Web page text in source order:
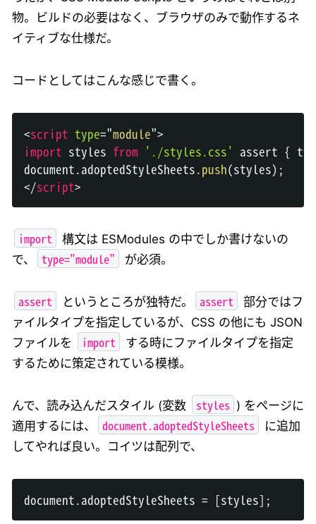
物。ビルドの必要はなく、ブラウザのみで動作するネ
イティブな仕様だ。
コードとしてはこんな感じで書く。
<script type="module">
import styles from './styles.css' assert {
document.adoptedStyleSheets.push(styles) ;
</script>
import
構文は ESModules の中でしか書けないの
で、
type="module" が必須。
assert というところが独特だ。 assert
部分ではフ
ァイルタイプを指定しているが、CSS の他にも JSON
ファイルを
import
する時にファイルタイプを指定
するために策定されている模様。
んで、読み込んだスタイル (変数 styles ) をページに
適用するには、
document.adoptedStyleSheets
に追加
してやれば良い。コイツは配列で、
document.adoptedStyleSheets = [styles] ;